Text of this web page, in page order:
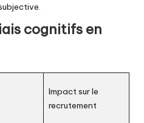
cognitifs en
Impact sur le
recrutement